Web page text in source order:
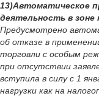
13)Автоматическое
деятельность в
Предусмотрено
об отказе в
торговли с особым
при отсутствии
вступила в силу с 1
нагрузки как на